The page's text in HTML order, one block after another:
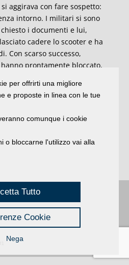
aggirava con fare sospetto:
intorno. I militari si sono
i documenti e lui,
cadere lo scooter e ha
Con scarso successo,
prontamente bloccato,
circa 11
il giovane si era disfatto nel
gli hanno trovato 110 euro.
ha chiesto un
la pena di 6 mesi di
di multa, con il beneficio
2012|© 2024 buongiornoRimini
| Credits
per offrirti una migliore
e proposte in linea con le tue
comunque i cookie
o bloccarne l'utilizzo vai alla
Tutto
Cookie
Nega